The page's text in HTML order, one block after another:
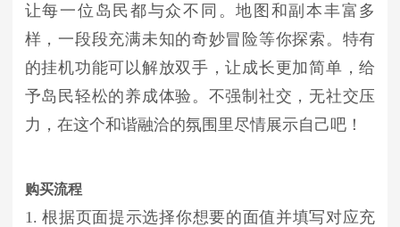
让每一位岛民都与众不同。地图和副本丰富多
样，一段段充满未知的奇妙冒险等你探索。特有
的挂机功能可以解放双手，让成长更加简单，给
予岛民轻松的养成体验。不强制社交，无社交压
力，在这个和谐融洽的氛围里尽情展示自己吧！
购买流程
1. 根据页面提示选择你想要的面值并填写对应充